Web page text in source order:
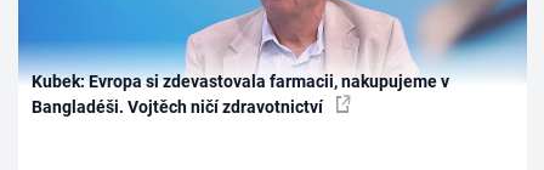
Kubek: Evropa si zdevastovala farmacii, nakupujeme v
Bangladéši. Vojtěch ničí zdravotnictví